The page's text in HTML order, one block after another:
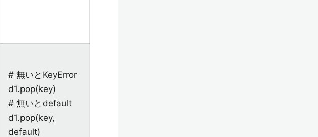
# 無いとKeyError
d1.pop(key)
# 無いとdefault
d1.pop(key,
default)